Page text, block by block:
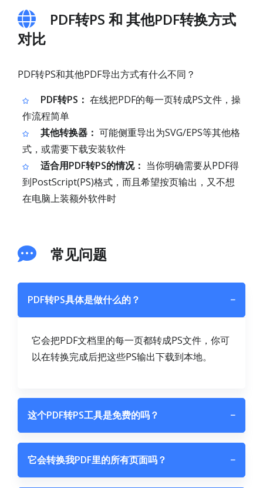
PDF转PS 和 其他PDF转换方式
对比
PDF转PS和其他PDF导出方式有什么不同？
PDF转PS： 在线把PDF的每一页转成PS文件，操
作流程简单
其他转换器： 可能侧重导出为SVG/EPS等其他格
式，或需要下载安装软件
适合用PDF转PS的情况： 当你明确需要从PDF得
到PostScript(PS)格式，而且希望按页输出，又不想
在电脑上装额外软件时
常见问题
PDF转PS具体是做什么的？ −
它会把PDF文档里的每一页都转成PS文件，你可
以在转换完成后把这些PS输出下载到本地。
这个PDF转PS工具是免费的吗？ −
它会转换我PDF里的所有页面吗？ −